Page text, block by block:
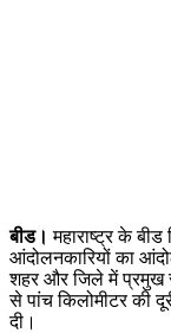
बीड। महाराष्ट्र के
आंदोलनकारियों का
शहर और जिले में प्रमुख
से पांच किलोमीटर की
दी।